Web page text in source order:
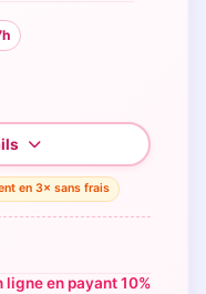
en 3× sans frais
ligne en payant 10%